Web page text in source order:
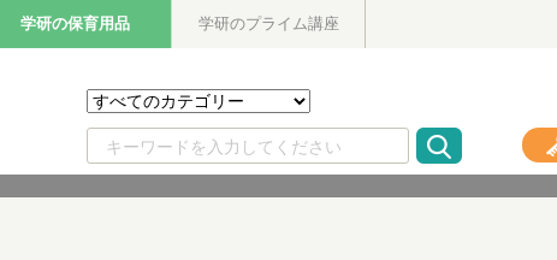
学研の保育用品 学研のプライム講座